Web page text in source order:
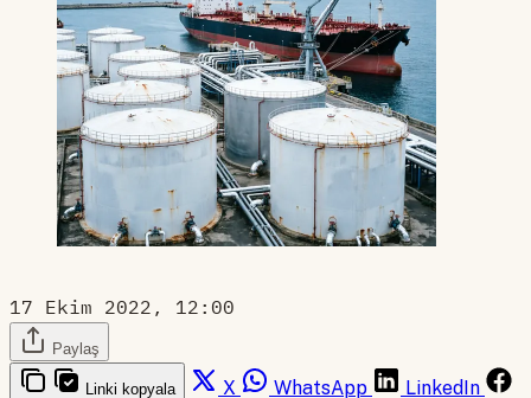
17 Ekim 2022, 12:00
Paylaş
Linki kopyala X WhatsApp
LinkedIn